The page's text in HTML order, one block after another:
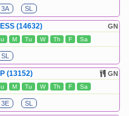
3A SL
GN
(14632)
M Tu W Th F Sa
SL
GN
(13152)
M Tu W Th F Sa
3E SL